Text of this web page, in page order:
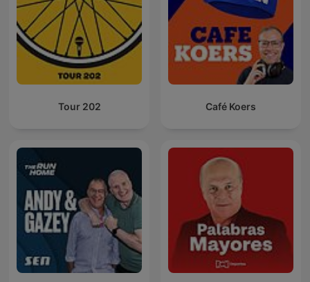
Tour 202 Café Koers